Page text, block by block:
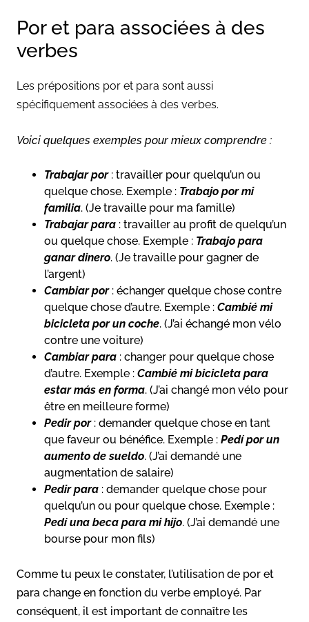
Por et para associées à des
verbes
Les prépositions por et para sont aussi
spécifiquement associées à des verbes.
Voici quelques exemples pour mieux comprendre :
Trabajar por : travailler pour quelqu’un ou
quelque chose. Exemple : Trabajo por mi
familia. (Je travaille pour ma famille)
Trabajar para : travailler au profit de quelqu’un
ou quelque chose. Exemple : Trabajo para
ganar dinero. (Je travaille pour gagner de
l’argent)
Cambiar por : échanger quelque chose contre
quelque chose d’autre. Exemple : Cambié mi
bicicleta por un coche. (J’ai échangé mon vélo
contre une voiture)
Cambiar para : changer pour quelque chose
d’autre. Exemple : Cambié mi bicicleta para
estar más en forma. (J’ai changé mon vélo pour
être en meilleure forme)
Pedir por : demander quelque chose en tant
que faveur ou bénéfice. Exemple : Pedí por un
aumento de sueldo. (J’ai demandé une
augmentation de salaire)
Pedir para : demander quelque chose pour
quelqu’un ou pour quelque chose. Exemple :
Pedí una beca para mi hijo. (J’ai demandé une
bourse pour mon fils)
Comme tu peux le constater, l’utilisation de por et
para change en fonction du verbe employé. Par
conséquent, il est important de connaître les